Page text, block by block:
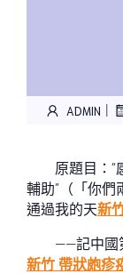
ADMIN |
原題目：“
輔助”（「你
通過我的天新
——記中國第
新竹 帶狀皰疹